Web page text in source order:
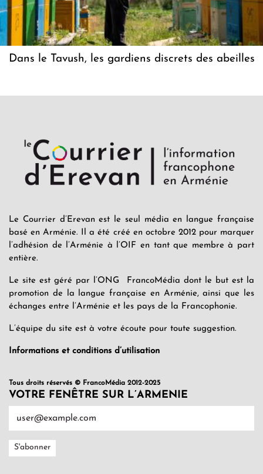
Dans le Tavush, les gardiens discrets des abeilles
Le Courrier d’Erevan est le seul média en langue française
basé en Arménie. Il a été créé en octobre 2012 pour marquer
l’adhésion de l’Arménie à l’OIF en tant que membre à part
entière.
Le site est géré par l’ONG FrancoMédia dont le but est la
promotion de la langue française en Arménie, ainsi que les
échanges entre l’Arménie et les pays de la Francophonie.
L’équipe du site est à votre écoute pour toute suggestion.
Informations et conditions d’utilisation
Tous droits réservés © FrancoMédia 2012-2025
VOTRE FENÊTRE SUR L’ARMENIE